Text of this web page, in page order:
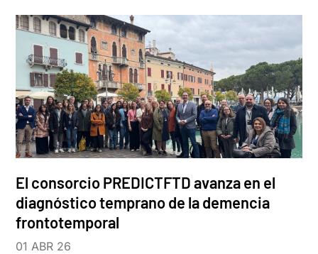
El consorcio PREDICTFTD avanza en el
diagnóstico temprano de la demencia
frontotemporal
01 ABR 26